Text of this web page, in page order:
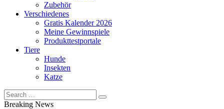
Zubehör
Verschiedenes
Gratis Kalender 2026
Meine Gewinnspiele
Produkttestportale
Tiere
Hunde
Insekten
Katze
Breaking News